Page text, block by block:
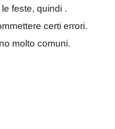
feste, quindi .
certi errori.
molto comuni.